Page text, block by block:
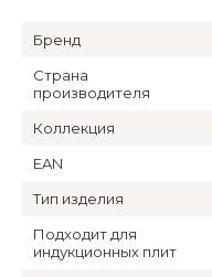
Бренд
Страна
производителя
Коллекция
EAN
Тип изделия
Подходит для
индукционных плит